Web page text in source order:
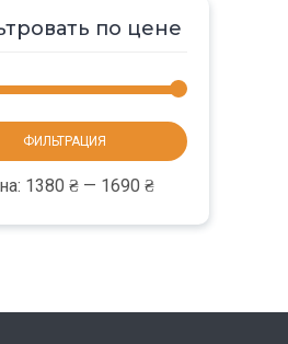
по цене
Минимальная
Максимальная
ФИЛЬТРАЦИЯ
1380 ₴— 1690 ₴